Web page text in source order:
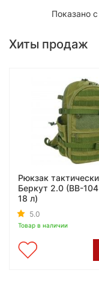
Показано
Хиты продаж
Рюкзак
Беркут 2.0 (BB-
18 л)
5.0
Товар в наличии